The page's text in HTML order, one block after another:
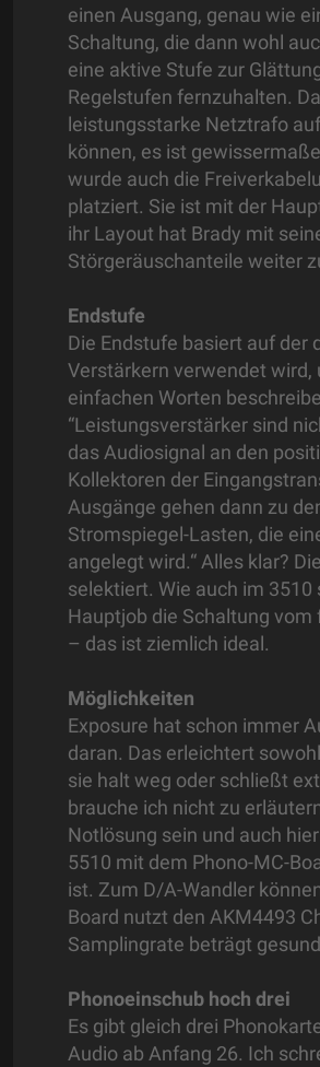
einen Ausgang, genau wie
Schaltung, die dann wohl
eine aktive Stufe zur
Regelstufen fernzuhalten.
leistungsstarke Netztrafo
können, es ist
wurde auch die
platziert. Sie ist mit der
ihr Layout hat Brady mit
Störgeräuschanteile weiter
Endstufe
Die Endstufe basiert auf der
Verstärkern verwendet wird,
einfachen Worten
“Leistungsverstärker sind
das Audiosignal an den
Kollektoren der
Ausgänge gehen dann zu
Stromspiegel-Lasten, die
angelegt wird.“ Alles klar?
selektiert. Wie auch im
Hauptjob die Schaltung
– das ist ziemlich ideal.
Möglichkeiten
Exposure hat schon immer
daran. Das erleichtert
sie halt weg oder schließt
brauche ich nicht zu
Notlösung sein und auch
5510 mit dem Phono-MC-
ist. Zum D/A-Wandler
Board nutzt den AKM4493
Samplingrate beträgt
Phonoeinschub hoch drei
Es gibt gleich drei
Audio ab Anfang 26. Ich